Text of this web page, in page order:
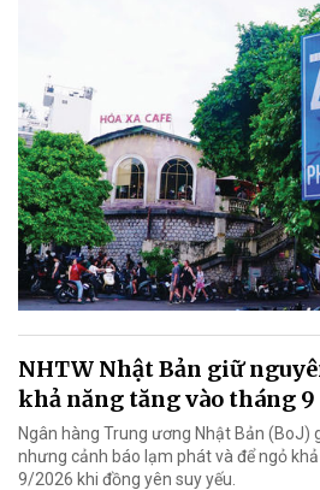
NHTW Nhật Bản giữ
khả năng tăng vào tháng 9
Ngân hàng Trung ương Nhật Bản (BoJ)
nhưng cảnh báo lạm phát và để ngỏ
9/2026 khi đồng yên suy yếu.